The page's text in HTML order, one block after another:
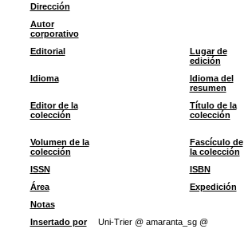
Dirección
Autor
corporativo
Editorial
Lugar de
edición
Idioma
Idioma del
resumen
Editor de la
colección
Título de la
colección
Volumen de la
colección
Fascículo de
la colección
ISSN
ISBN
Área
Expedición
Notas
Insertado por
Uni-Trier @ amaranta_sg @